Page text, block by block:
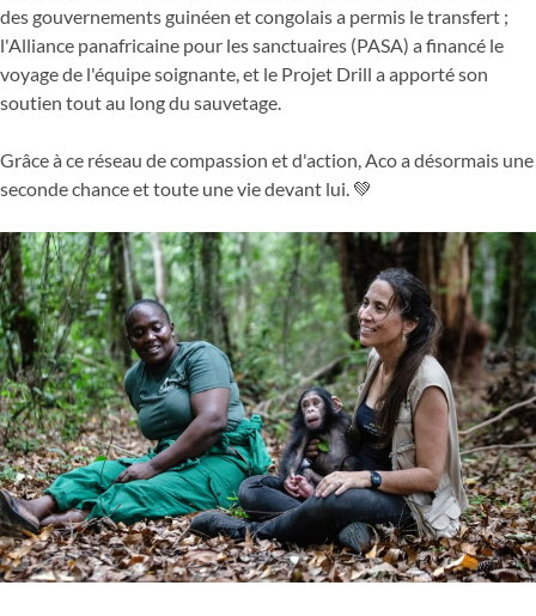
des gouvernements guinéen et congolais a permis le transfert ;
l'Alliance panafricaine pour les sanctuaires (PASA) a financé le
voyage de l'équipe soignante, et le Projet Drill a apporté son
soutien tout au long du sauvetage.
Grâce à ce réseau de compassion et d'action, Aco a désormais une
seconde chance et toute une vie devant lui. 💚